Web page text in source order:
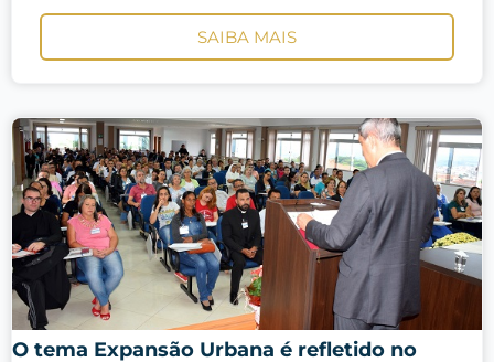
SAIBA MAIS
O tema Expansão Urbana é refletido no